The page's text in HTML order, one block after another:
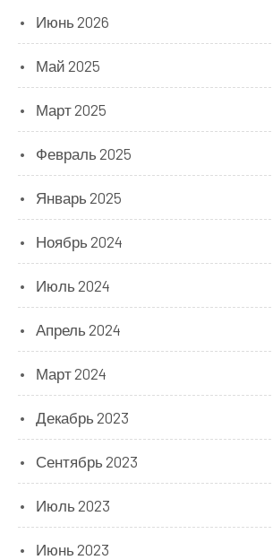
Июнь 2026
Май 2025
Март 2025
Февраль 2025
Январь 2025
Ноябрь 2024
Июль 2024
Апрель 2024
Март 2024
Декабрь 2023
Сентябрь 2023
Июль 2023
Июнь 2023